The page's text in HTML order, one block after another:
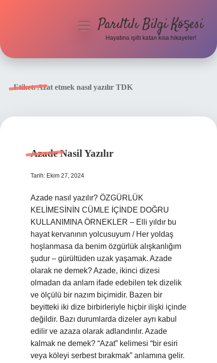
menüyüParıltılı Bilgi Köşesi
Hayatına ışıltı katan kısa hikayeler!
Etiket:Azat etmek nasıl yazılır TDK
Azade Nasil Yazılır
Tarih: Ekim 27, 2024
Azade nasıl yazılır? ÖZGÜRLÜK
KELİMESİNİN CÜMLE İÇİNDE DOĞRU
KULLANIMINA ÖRNEKLER – Elli yıldır bu
hayat kervanının yolcusuyum / Her yoldaş
hoşlanmasa da benim özgürlük alışkanlığım
şudur – gürültüden uzak yaşamak. Azade
olarak ne demek? Azade, ikinci dizesi
olmadan da anlam ifade edebilen tek dizelik
ve ölçülü bir nazım biçimidir. Bazen bir
beyitteki iki dize birbirleriyle hiçbir ilişki içinde
değildir. Bazı durumlarda dizeler ayrı kabul
edilir ve azaza olarak adlandırılır. Azade
kalmak ne demek? “Azat” kelimesi “bir esiri
veya köleyi serbest bırakmak” anlamına gelir.